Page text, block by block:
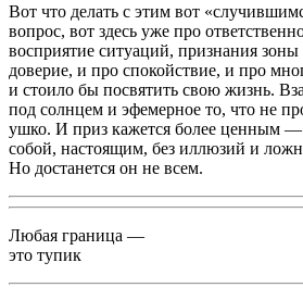
Вот что делать с этим вот
вопрос, вот здесь уже про
восприятие ситуаций, признания
доверие, и про спокойствие, и про
и стоило бы посвятить свою жизнь.
под солнцем и эфемерное то, что не
ушко. И приз кажется более ценным —
собой, настоящим, без иллюзий и
Но достанется он не всем.
Любая граница —
это тупик